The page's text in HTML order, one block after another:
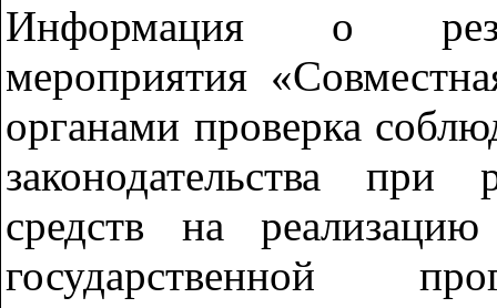
Информация о
мероприятия
органами проверка
законодательства при
средств на
государственной